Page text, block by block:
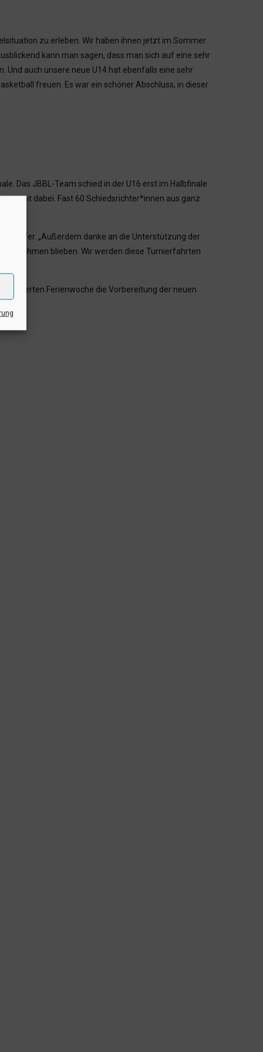
zu erleben. Wir haben ihnen jetzt im Sommer
kann man sagen, dass man sich auf eine sehr
auch unsere neue U14 hat ebenfalls eine sehr
freuen. Es war ein schöner Abschluss, in dieser
Das JBBL-Team schied in der U16 erst im Halbfinale
mit dabei. Fast 60 Schiedsrichter*innen aus ganz
Schaffer. „Außerdem danke an die Unterstützung der
im Rahmen blieben. Wir werden diese Turnierfahrten
vierten Ferienwoche die Vorbereitung der neuen